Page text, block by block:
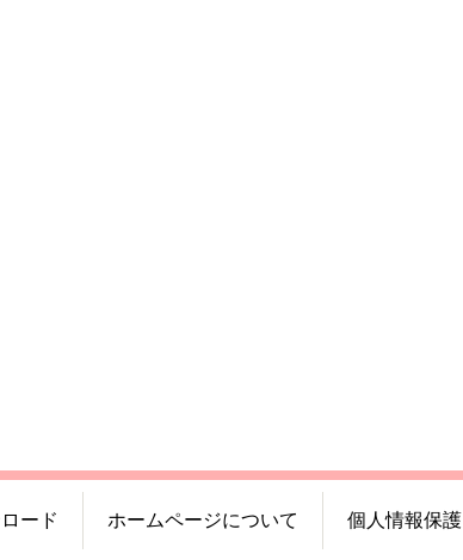
ード ホームページについて 個人情報保護